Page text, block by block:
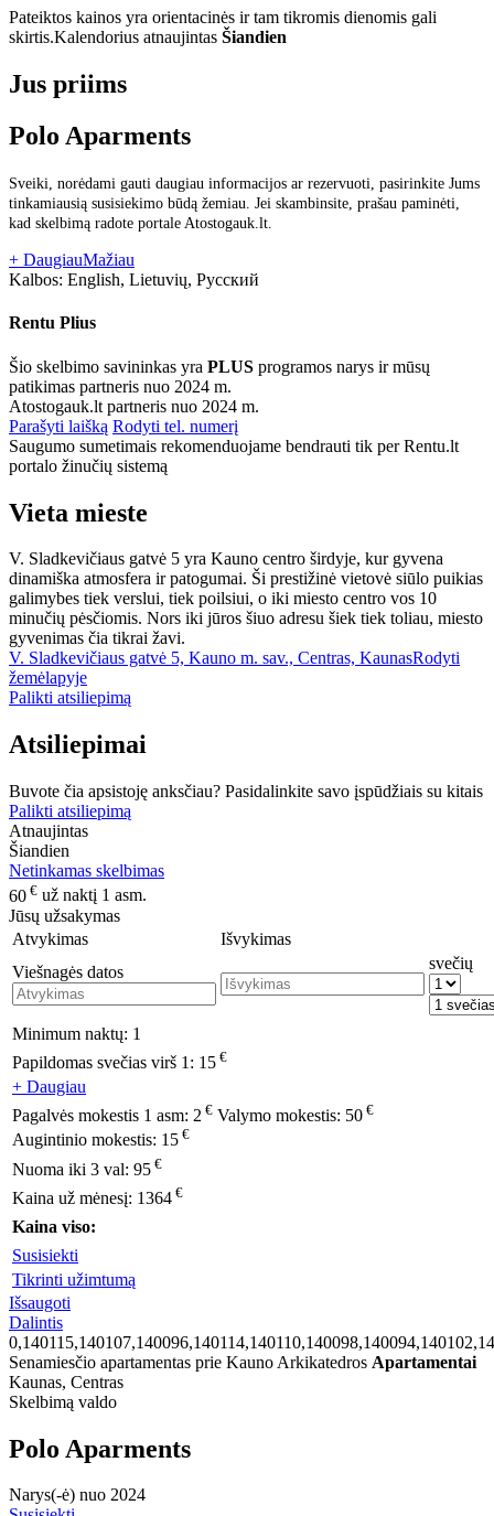
Pateiktos kainos yra orientacinės ir tam tikromis dienomis gali
skirtis.Kalendorius atnaujintas Šiandien
Jus priims
Polo Aparments
Sveiki, norėdami gauti daugiau informacijos ar rezervuoti, pasirinkite Jums
tinkamiausią susisiekimo būdą žemiau. Jei skambinsite, prašau paminėti,
kad skelbimą radote portale Atostogauk.lt.
+ DaugiauMažiau
Kalbos: English, Lietuvių, Русский
Rentu Plius
Šio skelbimo savininkas yra PLUS programos narys ir mūsų
patikimas partneris nuo 2024 m.
Atostogauk.lt partneris nuo 2024 m.
Parašyti laišką Rodyti tel. numerį
Saugumo sumetimais rekomenduojame bendrauti tik per Rentu.lt
portalo žinučių sistemą
Vieta mieste
V. Sladkevičiaus gatvė 5 yra Kauno centro širdyje, kur gyvena
dinamiška atmosfera ir patogumai. Ši prestižinė vietovė siūlo puikias
galimybes tiek verslui, tiek poilsiui, o iki miesto centro vos 10
minučių pėsčiomis. Nors iki jūros šiuo adresu šiek tiek toliau, miesto
gyvenimas čia tikrai žavi.
V. Sladkevičiaus gatvė 5, Kauno m. sav., Centras, KaunasRodyti
žemėlapyje
Palikti atsiliepimą
Atsiliepimai
Buvote čia apsistoję anksčiau? Pasidalinkite savo įspūdžiais su kitais
Palikti atsiliepimą
Atnaujintas
Šiandien
Netinkamas skelbimas
60 € už naktį 1 asm.
Jūsų užsakymas
Atvykimas
Išvykimas
Viešnagės datos
svečių
Minimum naktų: 1
Papildomas svečias virš 1: 15 €
+ Daugiau
Pagalvės mokestis 1 asm: 2 € Valymo mokestis: 50 €
Augintinio mokestis: 15 €
Nuoma iki 3 val: 95 €
Kaina už mėnesį: 1364 €
Kaina viso:
Susisiekti
Tikrinti užimtumą
Išsaugoti
Dalintis
Senamiesčio apartamentas prie Kauno Arkikatedros Apartamentai
Kaunas, Centras
Skelbimą valdo
Polo Aparments
Narys(-ė) nuo 2024